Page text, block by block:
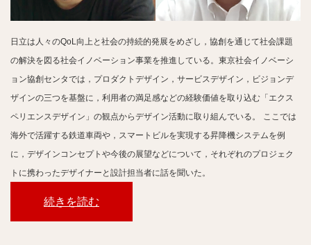
日立は人々のQoL向上と社会の持続的発展をめざし，協創を通じて社会課題
の解決を図る社会イノベーション事業を推進している。東京社会イノベーシ
ョン協創センタでは，プロダクトデザイン，サービスデザイン，ビジョンデ
ザインの三つを基盤に，利用者の満足感などの経験価値を取り込む「エクス
ペリエンスデザイン」の観点からデザイン活動に取り組んでいる。
ここでは
海外で活躍する鉄道車両や，スマートビルを実現する昇降機システムを例
に，デザインコンセプトや今後の展望などについて，それぞれのプロジェク
トに携わったデザイナーと設計担当者に話を聞いた。
続きを読む